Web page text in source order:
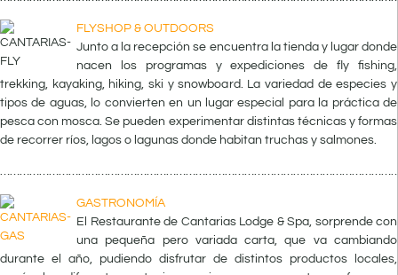
FLYSHOP & OUTDOORS
Junto a la recepción se encuentra la tienda y lugar donde
nacen los programas y expediciones de fly fishing,
trekking, kayaking, hiking, ski y snowboard. La variedad de especies y
tipos de aguas, lo convierten en un lugar especial para la práctica de
pesca con mosca. Se pueden experimentar distintas técnicas y formas
de recorrer ríos, lagos o lagunas donde habitan truchas y salmones.
GASTRONOMÍA
El Restaurante de Cantarias Lodge & Spa, sorprende con
una pequeña pero variada carta, que va cambiando
durante el año, pudiendo disfrutar de distintos productos locales,